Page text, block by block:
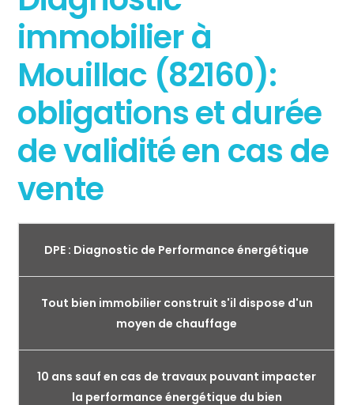
immobilier à
Mouillac (82160):
obligations et durée
de validité en cas de
vente
DPE : Diagnostic de Performance énergétique
Tout bien immobilier construit s'il dispose d'un
moyen de chauffage
10 ans sauf en cas de travaux pouvant impacter
la performance énergétique du bien